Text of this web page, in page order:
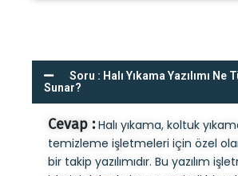
Soru : Halı Yıkama Yazılımı Ne
Sunar?
Cevap :Halı yıkama, koltuk
temizleme işletmeleri için özel
bir takip yazılımıdır. Bu yazılım